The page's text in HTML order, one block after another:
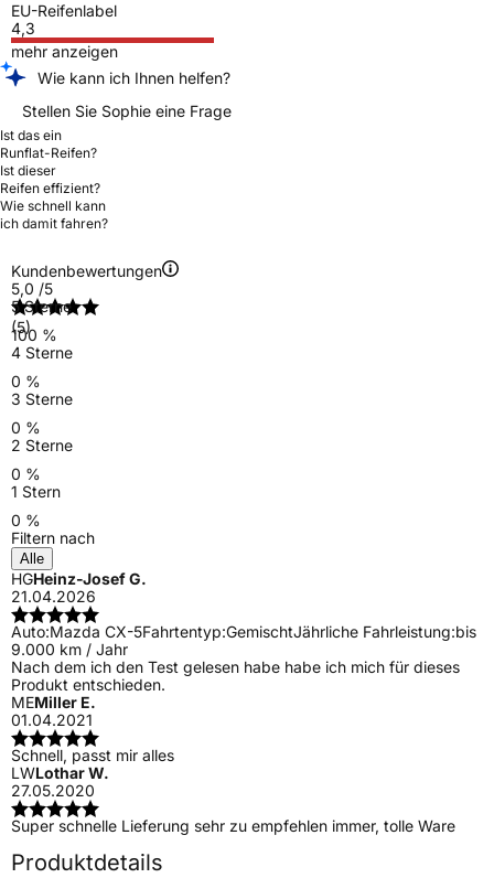
EU-Reifenlabel
4,3
mehr anzeigen
Wie kann ich Ihnen helfen?
Stellen Sie Sophie eine Frage
Ist das ein
Runflat-Reifen?
Ist dieser
Reifen effizient?
Wie schnell kann
ich damit fahren?
Kundenbewertungen
5,0 /5
(5)
5 Sterne
100 %
4 Sterne
0 %
3 Sterne
0 %
2 Sterne
0 %
1 Stern
0 %
Filtern nach
Alle
HGHeinz-Josef G.
21.04.2026
Auto:Mazda CX-5Fahrtentyp:GemischtJährliche Fahrleistung:bis
9.000 km / Jahr
Nach dem ich den Test gelesen habe habe ich mich für dieses
Produkt entschieden.
MEMiller E.
01.04.2021
Schnell, passt mir alles
LWLothar W.
27.05.2020
Super schnelle Lieferung sehr zu empfehlen immer, tolle Ware
Produktdetails